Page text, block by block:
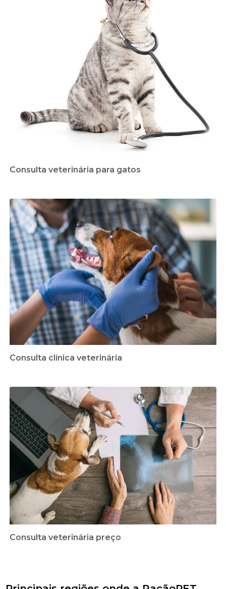
Consulta veterinária para gatos
Consulta clínica veterinária
Consulta veterinária preço